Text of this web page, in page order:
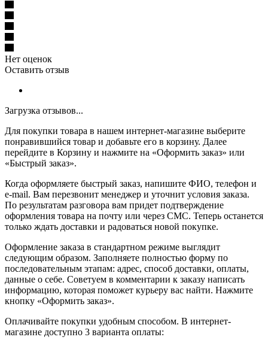
Нет оценок
Оставить отзыв
Загрузка отзывов...
Для покупки товара в нашем интернет-магазине выберите
понравившийся товар и добавьте его в корзину. Далее
перейдите в Корзину и нажмите на «Оформить заказ» или
«Быстрый заказ».
Когда оформляете быстрый заказ, напишите ФИО, телефон и
e-mail. Вам перезвонит менеджер и уточнит условия заказа.
По результатам разговора вам придет подтверждение
оформления товара на почту или через СМС. Теперь останется
только ждать доставки и радоваться новой покупке.
Оформление заказа в стандартном режиме выглядит
следующим образом. Заполняете полностью форму по
последовательным этапам: адрес, способ доставки, оплаты,
данные о себе. Советуем в комментарии к заказу написать
информацию, которая поможет курьеру вас найти. Нажмите
кнопку «Оформить заказ».
Оплачивайте покупки удобным способом. В интернет-
магазине доступно 3 варианта оплаты: